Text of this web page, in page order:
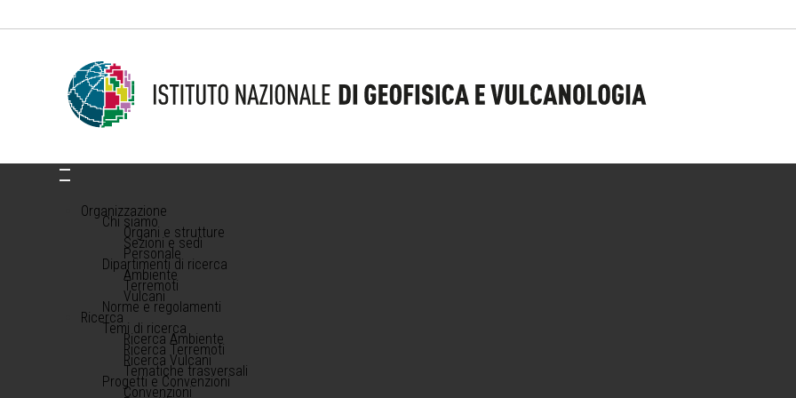
Organizzazione
Chi siamo
Organi e strutture
Sezioni e sedi
Personale
Dipartimenti di ricerca
Ambiente
Terremoti
Vulcani
Norme e regolamenti
Ricerca
Temi di ricerca
Ricerca Ambiente
Ricerca Terremoti
Ricerca Vulcani
Tematiche trasversali
Progetti e Convenzioni
Convenzioni